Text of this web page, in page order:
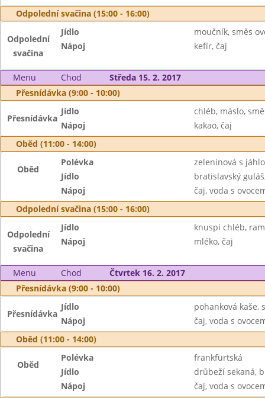
Odpolední svačina (15:00 - 16:00)
Odpolední
svačina
Jídlo
moučník, směs
Nápoj
kefír, čaj
Menu Chod
Středa 15. 2. 2017
Přesnídávka (9:00 - 10:00)
Přesnídávka
Jídlo
chléb, máslo,
Nápoj
kakao, čaj
Oběd (11:00 - 14:00)
Oběd
Polévka
zeleninová s
Jídlo
bratislavský
Nápoj
čaj, voda s
Odpolední svačina (15:00 - 16:00)
Odpolední
svačina
Jídlo
knuspi chléb,
Nápoj
mléko, čaj
Menu Chod
Čtvrtek 16. 2. 2017
Přesnídávka (9:00 - 10:00)
Přesnídávka
Jídlo
pohanková kaše,
Nápoj
čaj, voda s
Oběd (11:00 - 14:00)
Oběd
Polévka
frankfurtská
Jídlo
drůbeží sekaná,
Nápoj
čaj, voda s